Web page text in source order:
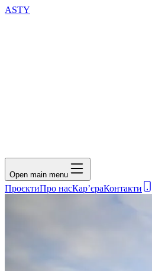
ASTY
Open main menu
ПроєктиПро насКар’єраКонтакти